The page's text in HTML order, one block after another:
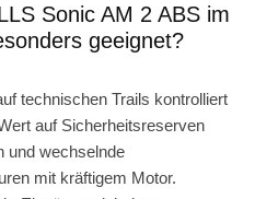
Sonic AM 2 ABS im
geeignet?
technischen Trails kontrolliert
auf Sicherheitsreserven
und wechselnde
mit kräftigem Motor.